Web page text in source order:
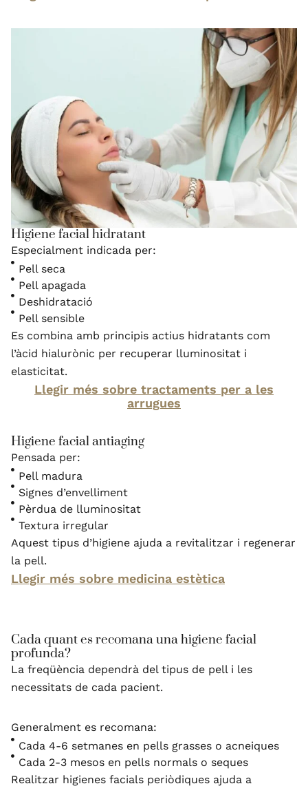
Higiene facial hidratant
Especialment indicada per:
Pell seca
Pell apagada
Deshidratació
Pell sensible
Es combina amb principis actius hidratants com
l’àcid hialurònic per recuperar lluminositat i
elasticitat.
Llegir més sobre tractaments per a les
arrugues
Higiene facial antiaging
Pensada per:
Pell madura
Signes d’envelliment
Pèrdua de lluminositat
Textura irregular
Aquest tipus d’higiene ajuda a revitalitzar i regenerar
la pell.
Llegir més sobre medicina estètica
Cada quant es recomana una higiene facial
profunda?
La freqüència dependrà del tipus de pell i les
necessitats de cada pacient.
Generalment es recomana:
Cada 4-6 setmanes en pells grasses o acneiques
Cada 2-3 mesos en pells normals o seques
Realitzar higienes facials periòdiques ajuda a